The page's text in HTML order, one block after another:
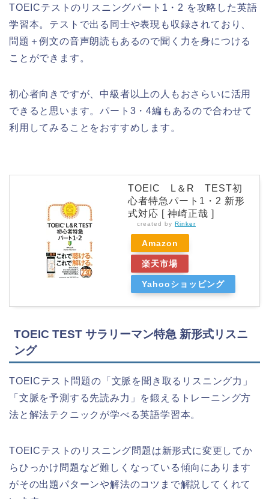
TOEICテストのリスニングパート1・2 を攻略した英語
学習本。テストで出る同士や表現も収録されており、
問題＋例文の音声朗読もあるので聞く力を身につける
ことができます。
初心者向きですが、中級者以上の人もおさらいに活用
できると思います。パート3・4編もあるので合わせて
利用してみることをおすすめします。
TOEIC L＆R TEST初
心者特急パート1・2 新形
式対応 [ 神崎正哉 ]
created by Rinker
Amazon
楽天市場
Yahooショッピング
TOEIC TEST サラリーマン特急 新形式リスニ
ング
TOEICテスト問題の「文脈を聞き取るリスニング力」
「文脈を予測する先読み力」を鍛えるトレーニング方
法と解法テクニックが学べる英語学習本。
TOEICテストのリスニング問題は新形式に変更してか
らひっかけ問題など難しくなっている傾向にあります
がその出題パターンや解法のコツまで解説してくれて